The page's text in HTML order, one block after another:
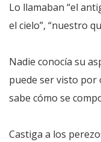
Lo llamaban “el
el cielo”, “nuestro
Nadie conocía su
puede ser visto por
sabe cómo se
Castiga a los